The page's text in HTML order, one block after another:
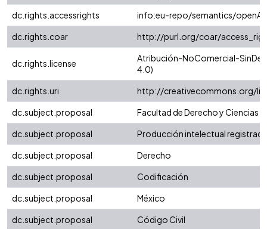
dc.rights.accessrights
info:eu-repo/semantics/
dc.rights.coar
http://purl.org/coar/
dc.rights.license
Atribución-NoComercial-
4.0)
dc.rights.uri
http://creativecommons.org/
dc.subject.proposal
Facultad de Derecho y Ciencias
dc.subject.proposal
Producción intelectual
dc.subject.proposal
Derecho
dc.subject.proposal
Codificación
dc.subject.proposal
México
dc.subject.proposal
Código Civil